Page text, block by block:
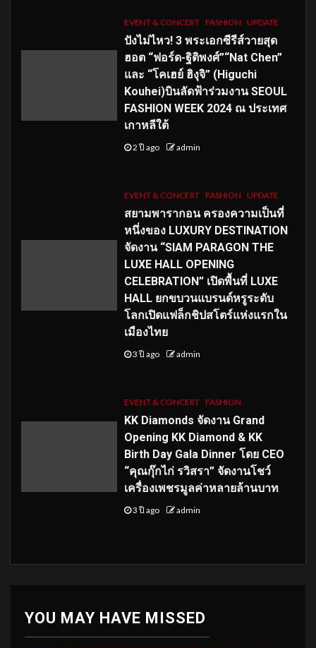
EVENT & CONCERT FASHION UPDATE
ปังไม่ไหว! 3 พระเอกซีรีส์วายสุด
ฮอต “ฟอร์ด-ฐิติพงศ์”“Nat Chen”
และ “โคเฮย์ ฮิงุจิ” (Higuchi
Kouhei)บินลัดฟ้าร่วมงาน SEOUL
FASHION WEEK 2024 ณ ประเทศ
เกาหลีใต้
2 ปี ago admin
EVENT & CONCERT FASHION UPDATE
สยามพารากอน ครองความเป็นที่
หนึ่งของ LUXURY DESTINATION
จัดงาน “SIAM PARAGON THE
LUXE HALL OPENING
CELEBRATION” เปิดพื้นที่ LUXE
HALL ยกขบวนแบรนด์หรูระดับ
โลกเปิดแฟล็กชิปสโตร์แห่งแรกใน
เมืองไทย
3 ปี ago admin
EVENT & CONCERT FASHION
KK Diamonds จัดงาน Grand
Opening KK Diamond & KK
Birth Day Gala Dinner โดย CEO
“คุณกุ๊กไก่ รวิสรา” จัดงานโชว์
เครื่องเพชรมูลค่าหลายล้านบาท
3 ปี ago admin
YOU MAY HAVE MISSED